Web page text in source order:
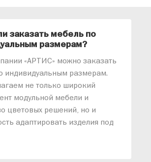
заказать мебель по
размерам?
«АРТИС» можно заказать
индивидуальным размерам.
не только широкий
модульной мебели и
цветовых решений, но и
адаптировать изделия под